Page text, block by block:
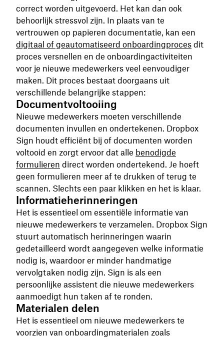
correct worden uitgevoerd. Het kan dan ook
behoorlijk stressvol zijn. In plaats van te
vertrouwen op papieren documentatie, kan een
digitaal of geautomatiseerd onboardingproces dit
proces versnellen en de onboardingactiviteiten
voor je nieuwe medewerkers veel eenvoudiger
maken. Dit proces bestaat doorgaans uit
verschillende belangrijke stappen:
Documentvoltooiing
Nieuwe medewerkers moeten verschillende
documenten invullen en ondertekenen. Dropbox
Sign houdt efficiënt bij of documenten worden
voltooid en zorgt ervoor dat alle benodigde
formulieren direct worden ondertekend. Je hoeft
geen formulieren meer af te drukken of terug te
scannen. Slechts een paar klikken en het is klaar.
Informatieherinneringen
Het is essentieel om essentiële informatie van
nieuwe medewerkers te verzamelen. Dropbox Sign
stuurt automatisch herinneringen waarin
gedetailleerd wordt aangegeven welke informatie
nodig is, waardoor er minder handmatige
vervolgtaken nodig zijn. Sign is als een
persoonlijke assistent die nieuwe medewerkers
aanmoedigt hun taken af te ronden.
Materialen delen
Het is essentieel om nieuwe medewerkers te
voorzien van onboardingmaterialen zoals